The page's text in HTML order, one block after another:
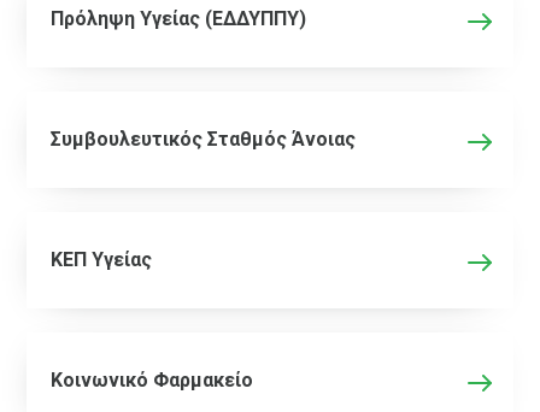
Πρόληψη Υγείας (ΕΔΔΥΠΠΥ)
Συμβουλευτικός Σταθμός Άνοιας
ΚΕΠ Υγείας
Κοινωνικό Φαρμακείο